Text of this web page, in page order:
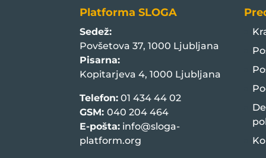
Platforma SLOGA
Sedež:
Povšetova 37, 1000 Ljubljana
Pisarna:
Kopitarjeva 4, 1000 Ljubljana
Telefon: 01 434 44 02
GSM:040 204 464
E-pošta: info@sloga-
platform.org